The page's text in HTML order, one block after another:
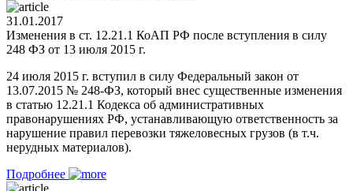
31.01.2017
Изменения в ст. 12.21.1 КоАП РФ после вступления в силу
248 ФЗ от 13 июля 2015 г.
24 июля 2015 г. вступил в силу Федеральный закон от
13.07.2015 № 248-ФЗ, который внес существенные изменения
в статью 12.21.1 Кодекса об административных
правонарушениях РФ, устанавливающую ответственность за
нарушение правил перевозки тяжеловесных грузов (в т.ч.
нерудных материалов).
Подробнее